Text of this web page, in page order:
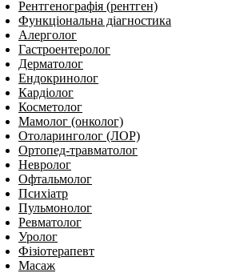
Рентгенографія (рентген)
Функціональна діагностика
Алерголог
Гастроентеролог
Дерматолог
Ендокринолог
Кардіолог
Косметолог
Мамолог (онколог)
Отоларинголог (ЛОР)
Ортопед-травматолог
Невролог
Офтальмолог
Психіатр
Пульмонолог
Ревматолог
Уролог
Фізіотерапевт
Масаж